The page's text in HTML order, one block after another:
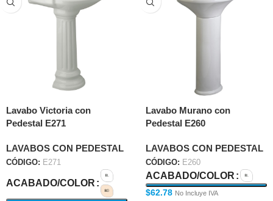
Lavabo Victoria con
Pedestal E271
LAVABOS CON PEDESTAL
CÓDIGO: E271
ACABADO/COLOR
Lavabo Murano con
Pedestal E260
LAVABOS CON PEDESTAL
CÓDIGO: E260
ACABADO/COLOR
$62.78 No Incluye IVA